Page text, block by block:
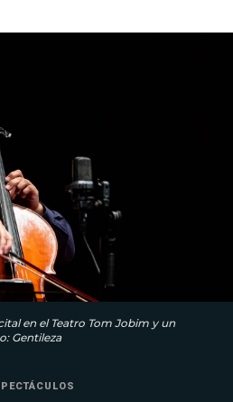
en el Teatro Tom Jobim y un
Gentileza